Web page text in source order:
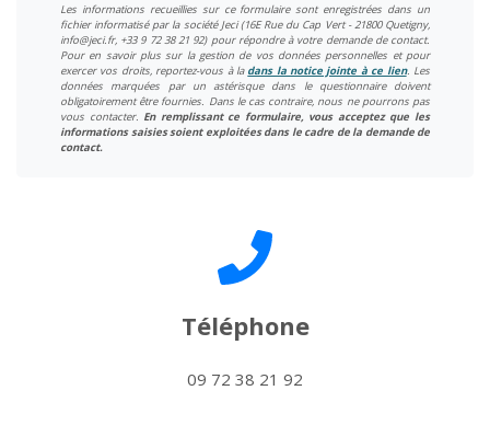
Les informations recueillies sur ce formulaire sont enregistrées dans un
fichier informatisé par la société Jeci (16E Rue du Cap Vert - 21800 Quetigny,
info@jeci.fr, +33 9 72 38 21 92) pour répondre à votre demande de contact.
Pour en savoir plus sur la gestion de vos données personnelles et pour
exercer vos droits, reportez-vous à la dans la notice jointe à ce lien. Les
données marquées par un astérisque dans le questionnaire doivent
obligatoirement être fournies. Dans le cas contraire, nous ne pourrons pas
vous contacter. En remplissant ce formulaire, vous acceptez que les
informations saisies soient exploitées dans le cadre de la demande de
contact.
Téléphone
09 72 38 21 92